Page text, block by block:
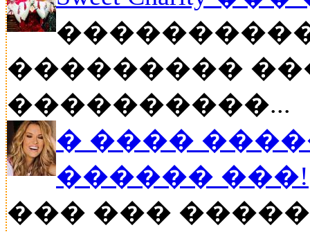
���������
����������...
� ����
������ ���!
��� ���